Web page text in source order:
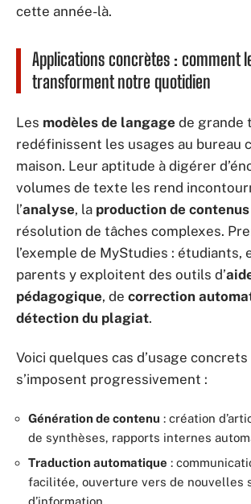
cette année-là.
Applications concrètes : comment
transforment notre quotidien
Les modèles de langage de grande
redéfinissent les usages au bureau
maison. Leur aptitude à digérer
volumes de texte les rend
l’analyse, la production de contenus
résolution de tâches complexes.
l’exemple de MyStudies : étudiants,
parents y exploitent des outils d’
pédagogique, de correction
détection du plagiat.
Voici quelques cas d’usage
s’imposent progressivement :
Génération de contenu : création
de synthèses, rapports internes
Traduction automatique :
facilitée, ouverture vers de nouvelles
d’information.